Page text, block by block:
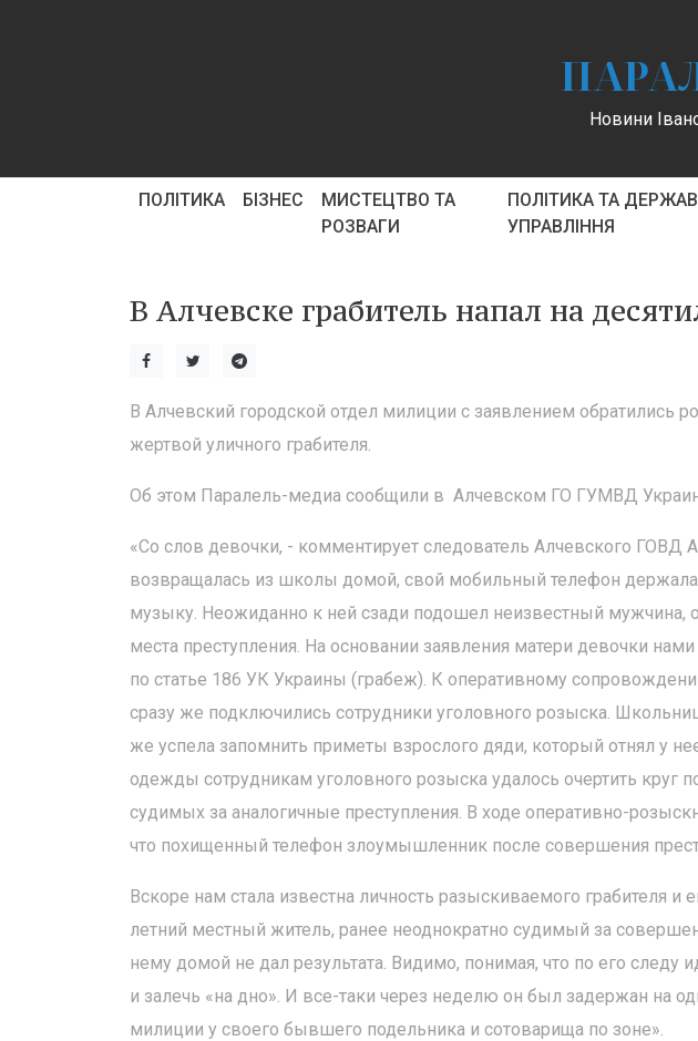
Новини
ПОЛІТИКА БІЗНЕС
МИСТЕЦТВО ТА
РОЗВАГИ
ПОЛІТИКА ТА
УПРАВЛІННЯ
В Алчевске грабитель напал на
В Алчевский городской отдел милиции с заявлением обратились
жертвой уличного грабителя.
Об этом Паралель-медиа сообщили в Алчевском ГО ГУМВД
«Со слов девочки, - комментирует следователь Алчевского ГОВД
возвращалась из школы домой, свой мобильный телефон
музыку. Неожиданно к ней сзади подошел неизвестный мужчина,
места преступления. На основании заявления матери девочки
по статье 186 УК Украины (грабеж). К оперативному
сразу же подключились сотрудники уголовного розыска.
же успела запомнить приметы взрослого дяди, который отнял у
одежды сотрудникам уголовного розыска удалось очертить круг
судимых за аналогичные преступления. В ходе оперативно-
что похищенный телефон злоумышленник после совершения
Вскоре нам стала известна личность разыскиваемого грабителя и
летний местный житель, ранее неоднократно судимый за
нему домой не дал результата. Видимо, понимая, что по его следу
и залечь «на дно». И все-таки через неделю он был задержан на
милиции у своего бывшего подельника и сотоварища по зоне».